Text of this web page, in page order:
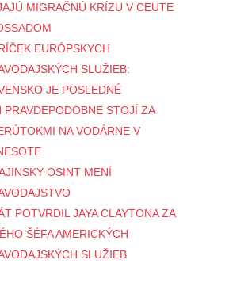
MIGRAČNÚ KRÍZU V CEUTE
EURÓPSKYCH
SLUŽIEB:
JE POSLEDNÉ
PRAVDEPODOBNE STOJÍ ZA
NA VODÁRNE V
OSINT MENÍ
POTVRDIL JAYA CLAYTONA ZA
ŠÉFA AMERICKÝCH
SLUŽIEB